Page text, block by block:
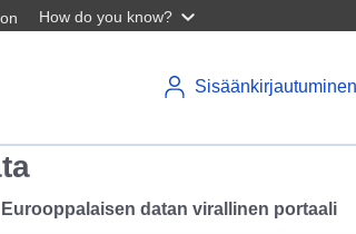
How do you know?
Sisäänkirjautuminen
Eurooppalaisen datan virallinen portaali